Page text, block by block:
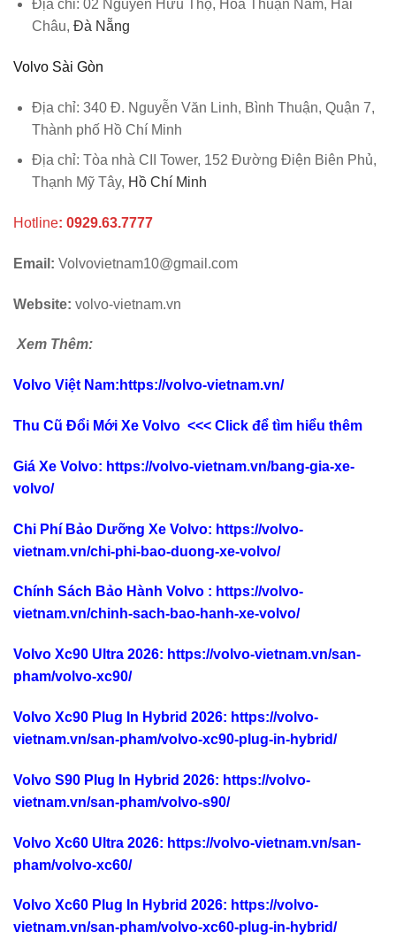
Địa chỉ: 02 Nguyễn Hữu Thọ, Hòa Thuận Nam, Hải
Châu, Đà Nẵng
Volvo Sài Gòn
Địa chỉ: 340 Đ. Nguyễn Văn Linh, Bình Thuận, Quận 7,
Thành phố Hồ Chí Minh
Địa chỉ: Tòa nhà CII Tower, 152 Đường Điện Biên Phủ,
Thạnh Mỹ Tây, Hồ Chí Minh
Hotline: 0929.63.7777
Email: Volvovietnam10@gmail.com
Website: volvo-vietnam.vn
Xem Thêm:
Volvo Việt Nam: https://volvo-vietnam.vn/
Thu Cũ Đổi Mới Xe Volvo <<< Click để tìm hiểu thêm
Giá Xe Volvo: https://volvo-vietnam.vn/bang-gia-xe-
volvo/
Chi Phí Bảo Dưỡng Xe Volvo: https://volvo-
vietnam.vn/chi-phi-bao-duong-xe-volvo/
Chính Sách Bảo Hành Volvo : https://volvo-
vietnam.vn/chinh-sach-bao-hanh-xe-volvo/
Volvo Xc90 Ultra 2026: https://volvo-vietnam.vn/san-
pham/volvo-xc90/
Volvo Xc90 Plug In Hybrid 2026: https://volvo-
vietnam.vn/san-pham/volvo-xc90-plug-in-hybrid/
Volvo S90 Plug In Hybrid 2026: https://volvo-
vietnam.vn/san-pham/volvo-s90/
Volvo Xc60 Ultra 2026: https://volvo-vietnam.vn/san-
pham/volvo-xc60/
Volvo Xc60 Plug In Hybrid 2026: https://volvo-
vietnam.vn/san-pham/volvo-xc60-plug-in-hybrid/